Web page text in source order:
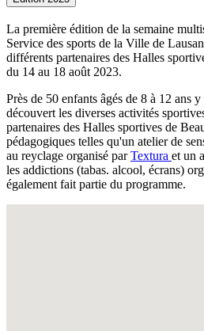
La première édition de la semaine
Service des sports de la Ville de
différents partenaires des Halles
du 14 au 18 août 2023.
Près de 50 enfants âgés de 8 à 12 ans
découvert les diverses activités
partenaires des Halles sportives de
pédagogiques telles qu'un atelier de
au reyclage organisé parTextura et un
les addictions (tabas. alcool, écrans)
également fait partie du programme.